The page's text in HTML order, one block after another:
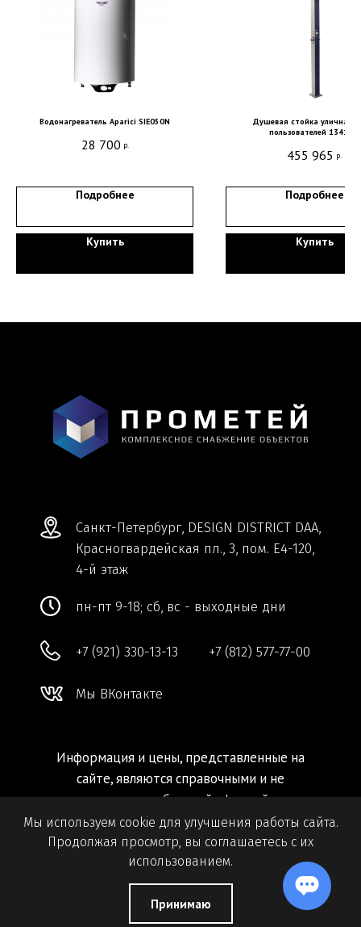
Водонагреватель Aparici SIE050N
28 700 р.
Подробнее
Купить
Душевая стойка уличная
пользователей 13417.B
455 965 р.
Подробнее
Купить
Информация и цены, представленные на
сайте, являются справочными и не
+7 (921) 330-13-13
Мы используем cookie для улучшения работы сайта.
Продолжая просмотр, вы соглашаетесь с их
использованием.
Принимаю